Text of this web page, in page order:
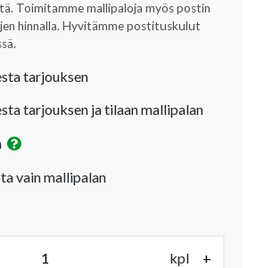
Toimitamme mallipaloja myös postin
hinnalla. Hyvitämme postituskulut
tarjouksen
tarjouksen ja tilaan mallipalan
vain mallipalan
kpl +